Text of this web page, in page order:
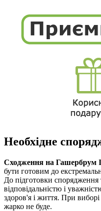
Необхідне
Сходження на Гашербрум I
бути готовим до
До підготовки спорядження
відповідальністю і
здоров'я і життя. При виборі
жарко не буде.